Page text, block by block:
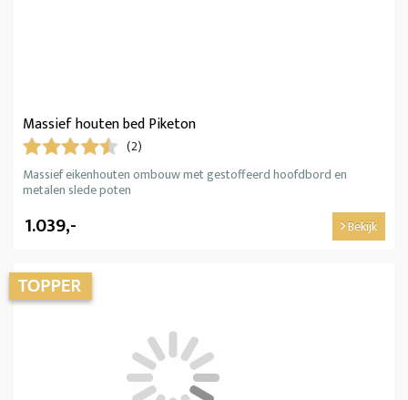
Massief houten bed Piketon
(2)
Massief eikenhouten ombouw met gestoffeerd hoofdbord en
metalen slede poten
1.039,- Bekijk